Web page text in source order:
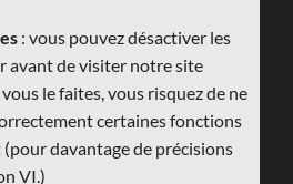
: vous pouvez désactiver les
avant de visiter notre site
le faites, vous risquez de ne
certaines fonctions
davantage de précisions
VI.).